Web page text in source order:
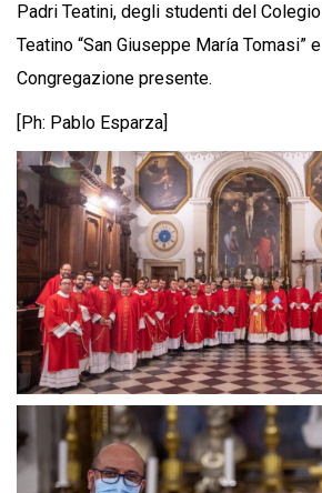
Padri Teatini, degli studenti del
Teatino “San Giuseppe María Tomasi”
Congregazione presente.
[Ph: Pablo Esparza]